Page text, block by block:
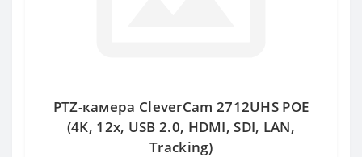
PTZ-камера CleverCam 2712UHS POE
(4K, 12x, USB 2.0, HDMI, SDI, LAN,
Tracking)